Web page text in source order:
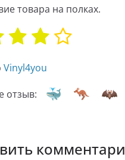
товара на полках.
Vinyl4you
отзыв: